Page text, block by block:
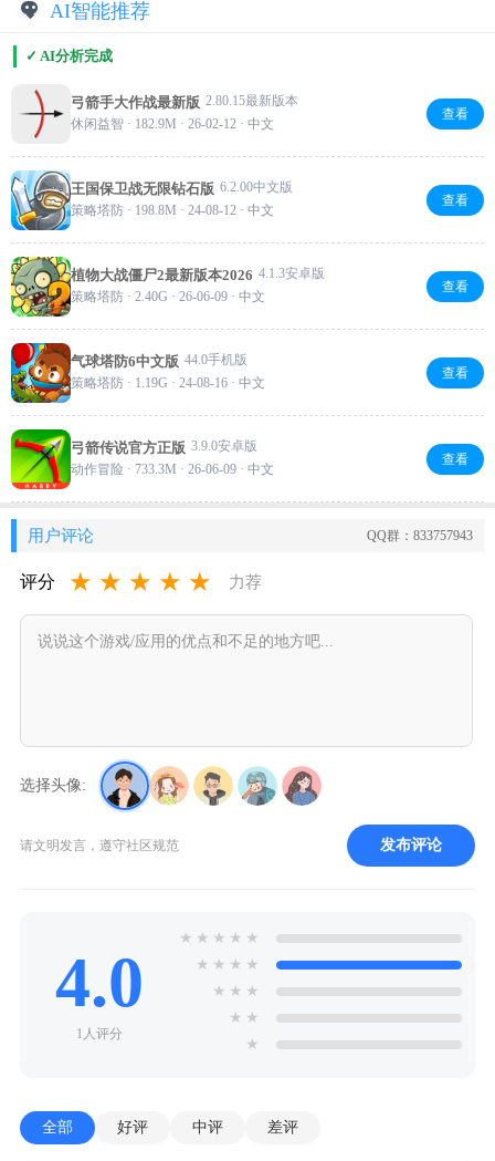
AI智能推荐
✓ AI分析完成
弓箭手大作战最新版 2.80.15最新版本
休闲益智 · 182.9M · 26-02-12 · 中文
查看
王国保卫战无限钻石版 6.2.00中文版
策略塔防 · 198.8M · 24-08-12 · 中文
查看
植物大战僵尸2最新版本2026 4.1.3安卓版
策略塔防 · 2.40G · 26-06-09 · 中文
查看
气球塔防6中文版 44.0手机版
策略塔防 · 1.19G · 24-08-16 · 中文
查看
弓箭传说官方正版 3.9.0安卓版
动作冒险 · 733.3M · 26-06-09 · 中文
查看
用户评论 QQ群：833757943
评分 ★ ★ ★ ★ ★ 力荐
选择头像:
请文明发言，遵守社区规范 发布评论
4.0
1人评分
★ ★ ★ ★ ★
★ ★ ★ ★
★ ★ ★
★ ★
★
全部 好评 中评 差评